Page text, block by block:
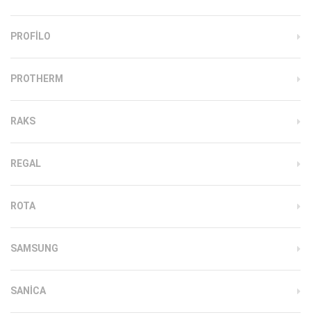
PROFILO
PROTHERM
RAKS
REGAL
ROTA
SAMSUNG
SANICA